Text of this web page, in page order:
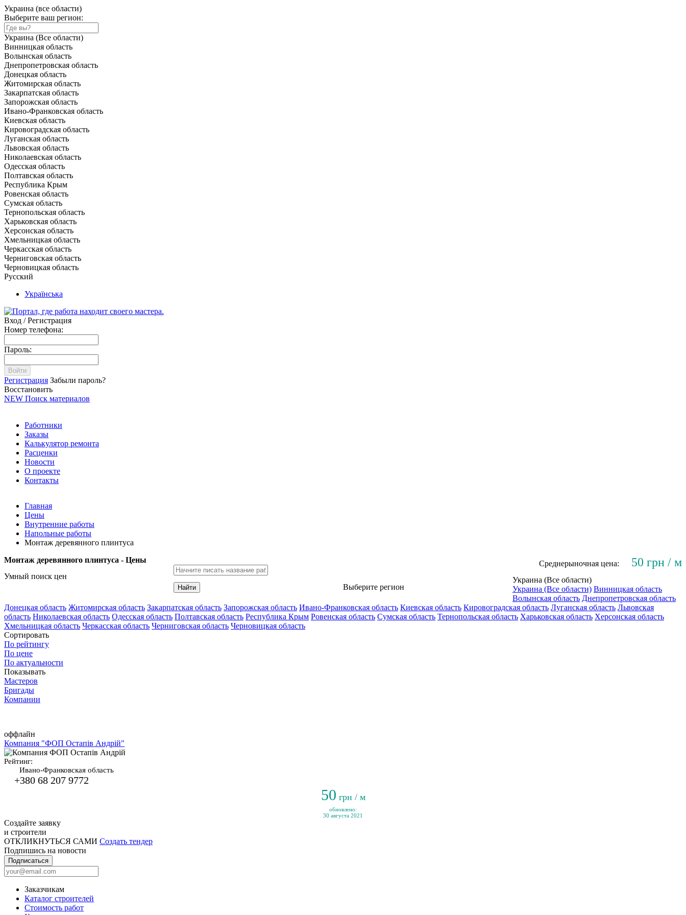
Украина (все области)
Выберите ваш регион:
Украина (Все области)
Винницкая область
Волынская область
Днепропетровская область
Донецкая область
Житомирская область
Закарпатская область
Запорожская область
Ивано-Франковская область
Киевская область
Кировоградская область
Луганская область
Львовская область
Николаевская область
Одесская область
Полтавская область
Республика Крым
Ровенская область
Сумская область
Тернопольская область
Харьковская область
Херсонская область
Хмельницкая область
Черкасская область
Черниговская область
Черновицкая область
Русский
Українська
Вход / Регистрация
Номер телефона:
Пароль:
Войти
Регистрация Забыли пароль?
Восстановить
NEW Поиск материалов
Работники
Заказы
Калькулятор ремонта
Расценки
Новости
О проекте
Контакты
Главная
Цены
Внутренние работы
Напольные работы
Монтаж деревянного плинтуса
Монтаж деревянного плинтуса - Цены
Среднерыночная цена: 50 грн / м
Умный поиск цен
Найти Выберите регион
Украина (Все области)
Украина (Все области) Винницкая область
Волынская область Днепропетровская область
Донецкая область Житомирская область Закарпатская область Запорожская область Ивано-Франковская область Киевская область Кировоградская область Луганская область Львовская
область Николаевская область Одесская область Полтавская область Республика Крым Ровенская область Сумская область Тернопольская область Харьковская область Херсонская область
Хмельницкая область Черкасская область Черниговская область Черновицкая область
Сортировать
По рейтингу
По цене
По актуальности
Показывать
Мастеров
Бригады
Компании
оффлайн
Компания "ФОП Остапів Андрій"
Рейтинг:
Ивано-Франковская область
+380 68 207 9772
50 грн / м
обновлено:
30 августа 2021
Создайте заявку
и строители
ОТКЛИКНУТЬСЯ САМИ Создать тендер
Подпишись на новости
Подписаться
Заказчикам
Каталог строителей
Стоимость работ